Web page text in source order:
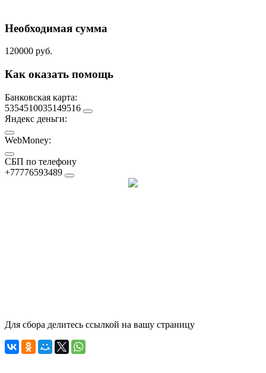
Необходимая сумма
120000 руб.
Как оказать помощь
Банковская карта:
5354510035149516
Яндекс деньги:
WebMoney:
СБП по телефону
+77776593489
Для сбора делитесь ссылкой на вашу страницу